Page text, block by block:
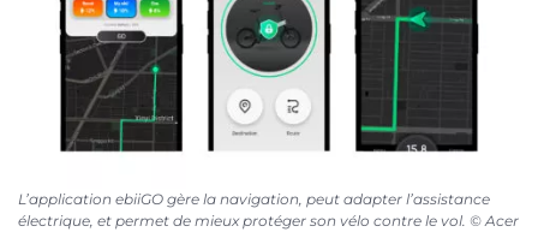
L’application ebiiGO gère la navigation, peut adapter l’assistance
électrique, et permet de mieux protéger son vélo contre le vol. © Acer